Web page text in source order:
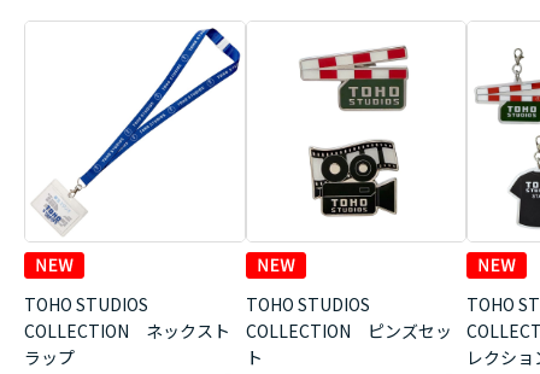
TOHO STUDIOS
COLLECTION ネックスト
ラップ
TOHO STUDIOS
COLLECTION ピンズセッ
ト
TOHO
レクシ